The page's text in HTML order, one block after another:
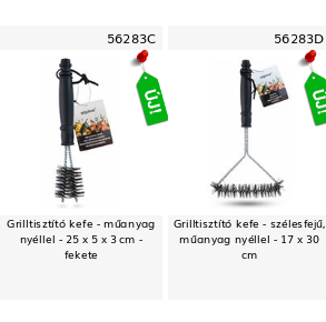
56283C
Grilltisztító kefe - műanyag
nyéllel - 25 x 5 x 3 cm -
fekete
56283D
Grilltisztító kefe - szélesfejű,
műanyag nyéllel - 17 x 30
cm